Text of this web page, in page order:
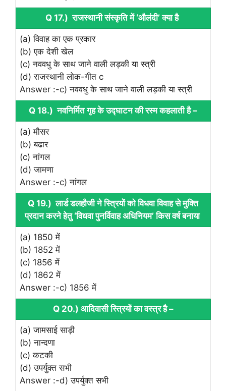
Q 17.) राजस्थानी संस्कृति में ‘औलंदी’ क्या है
(a) विवाह का एक प्रकार
(b) एक देशी खेल
(c) नववधु के साथ जाने वाली लड़की या स्त्री
(d) राजस्थानी लोक-गीत c
Answer :-c) नववधु के साथ जाने वाली लड़की या स्त्री
Q 18.) नवनिर्मित गृह के उद्घाटन की रस्म कहलाती है –
(a) मौसर
(b) बढार
(c) नांगल
(d) जामणा
Answer :-c) नांगल
Q 19.) लार्ड डलहौजी ने स्त्रियों को विधवा विवाह से मुक्ति
प्रदान करने हेतु ‘विधवा पुनर्विवाह अधिनियम’ किस वर्ष बनाया
(a) 1850 में
(b) 1852 में
(c) 1856 में
(d) 1862 में
Answer :-c) 1856 में
Q 20.) आदिवासी स्त्रियों का वस्त्र है –
(a) जामसाई साड़ी
(b) नान्दणा
(c) कटकी
(d) उपर्युक्त सभी
Answer :-d) उपर्युक्त सभी